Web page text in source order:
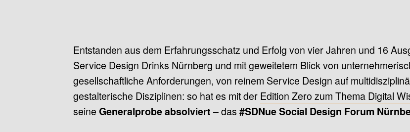
Entstanden aus dem Erfahrungsschatz und Erfolg von vier Jahren und 16
Service Design Drinks Nürnberg und mit geweitetem Blick von
gesellschaftliche Anforderungen, von reinem Service Design auf
gestalterische Disziplinen: so hat es mit der Edition Zero zum Thema Digital
seine Generalprobe absolviert – das #SDNue Social Design Forum